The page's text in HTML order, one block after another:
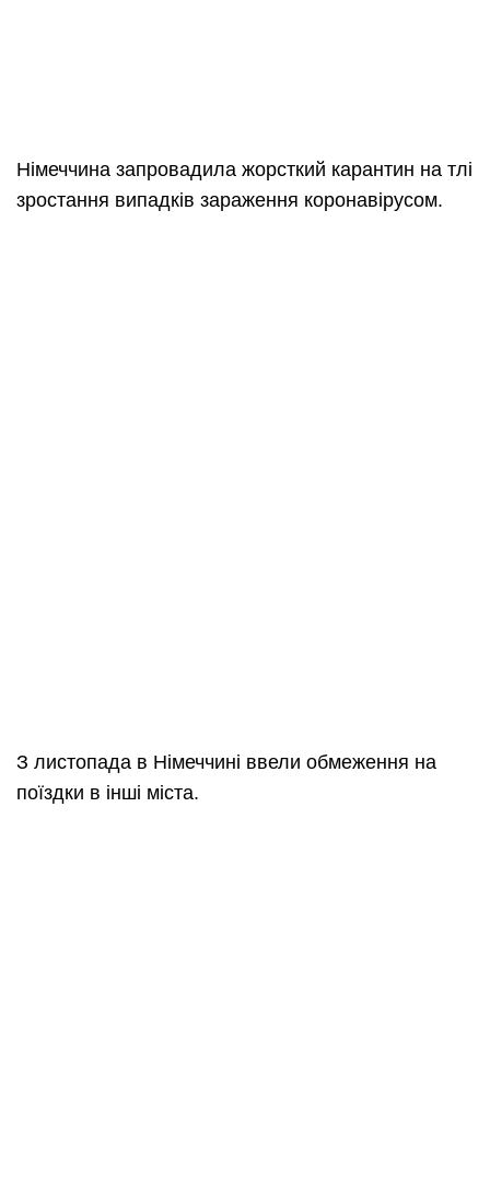
Німеччина запровадила жорсткий карантин на тлі
зростання випадків зараження коронавірусом.
З листопада в Німеччині ввели обмеження на
поїздки в інші міста.